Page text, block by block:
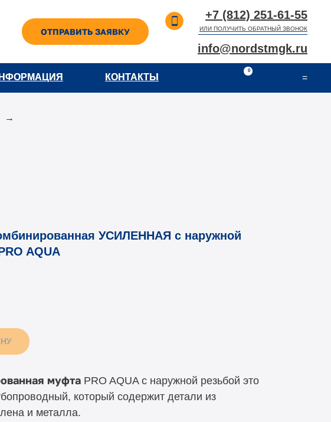
=
+7 (812) 251-61-55
info@nordstmgk.ru
КОНТАКТЫ
КОНТАКТЫ
ИЛИ ПОЛУЧИТЬ ОБРАТНЫЙ ЗВОНОК
ОТПРАВИТЬ ЗАЯВКУ
0
→
УСИЛЕННАЯ с наружной
AQUA
муфта PRO AQUA с наружной резьбой это
который содержит детали из
и металла.